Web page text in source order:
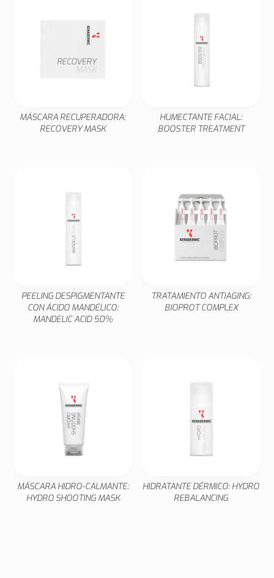
MÁSCARA RECUPERADORA:
RECOVERY MASK
HUMECTANTE FACIAL:
BOOSTER TREATMENT
PEELING DESPIGMENTANTE
CON ÁCIDO MANDÉLICO:
MANDELIC ACID 50%
TRATAMIENTO ANTIAGING:
BIOPROT COMPLEX
MÁSCARA HIDRO-CALMANTE:
HYDRO SHOOTING MASK
HIDRATANTE DÉRMICO: HYDRO
REBALANCING